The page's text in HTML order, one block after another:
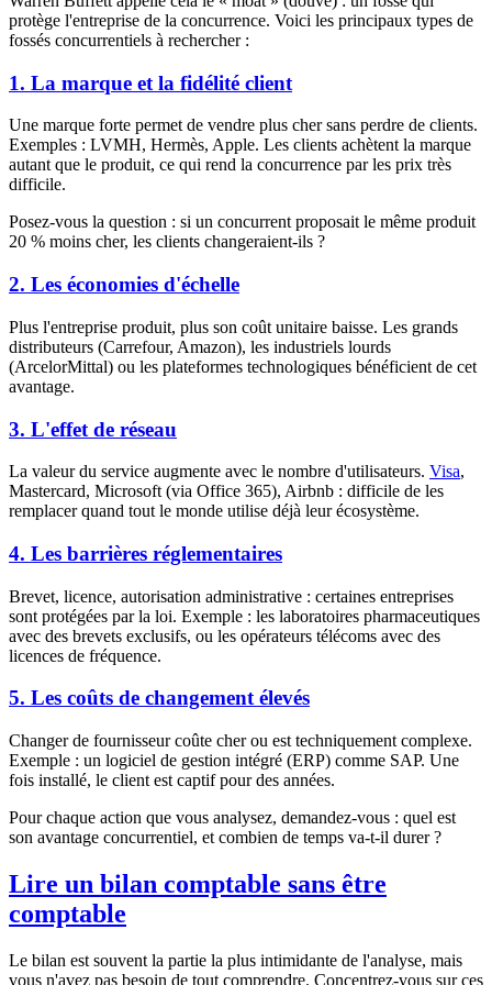
protège l'entreprise de la concurrence. Voici les principaux types de
fossés concurrentiels à rechercher :
1. La marque et la fidélité client
Une marque forte permet de vendre plus cher sans perdre de clients.
Exemples : LVMH, Hermès, Apple. Les clients achètent la marque
autant que le produit, ce qui rend la concurrence par les prix très
difficile.
Posez-vous la question : si un concurrent proposait le même produit
20 % moins cher, les clients changeraient-ils ?
2. Les économies d'échelle
Plus l'entreprise produit, plus son coût unitaire baisse. Les grands
distributeurs (Carrefour, Amazon), les industriels lourds
(ArcelorMittal) ou les plateformes technologiques bénéficient de cet
avantage.
3. L'effet de réseau
La valeur du service augmente avec le nombre d'utilisateurs. Visa,
Mastercard, Microsoft (via Office 365), Airbnb : difficile de les
remplacer quand tout le monde utilise déjà leur écosystème.
4. Les barrières réglementaires
Brevet, licence, autorisation administrative : certaines entreprises
sont protégées par la loi. Exemple : les laboratoires pharmaceutiques
avec des brevets exclusifs, ou les opérateurs télécoms avec des
licences de fréquence.
5. Les coûts de changement élevés
Changer de fournisseur coûte cher ou est techniquement complexe.
Exemple : un logiciel de gestion intégré (ERP) comme SAP. Une
fois installé, le client est captif pour des années.
Pour chaque action que vous analysez, demandez-vous : quel est
son avantage concurrentiel, et combien de temps va-t-il durer ?
Lire un bilan comptable sans être
comptable
Le bilan est souvent la partie la plus intimidante de l'analyse, mais
vous n'avez pas besoin de tout comprendre. Concentrez-vous sur ces